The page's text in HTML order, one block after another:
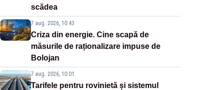
scădea
7 aug. 2026, 10:43
Criza din energie. Cine scapă de
măsurile de raționalizare impuse de
Bolojan
7 aug. 2026, 10:01
Tarifele pentru rovinietă și sistemul